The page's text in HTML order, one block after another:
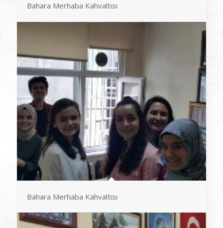
Bahara Merhaba Kahvaltısı
Bahara Merhaba Kahvaltısı